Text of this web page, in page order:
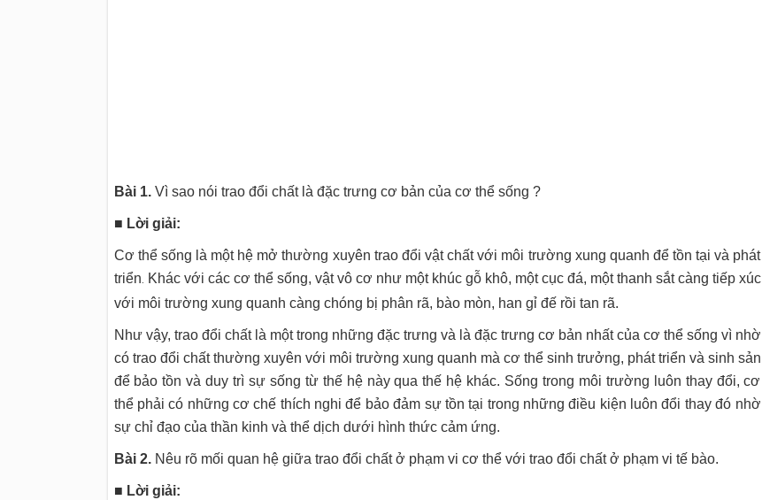
Bài 1.Vì sao nói trao đổi chất là đặc trưng cơ bản của cơ thể sống ?
■ Lời giải:
Cơ thể sống là một hệ mở thường xuyên trao đổi vật chất với môi trường xung quanh để tồn tại và phát
triển.
Khác với các cơ thể sống, vật vô cơ như một khúc gỗ khô, một cục đá, một thanh sắt càng tiếp xúc
với môi trường xung quanh càng chóng bị phân rã, bào mòn, han gỉ đế rồi tan rã.
Như vậy, trao đổi chất là một trong những đặc trưng và là đặc trưng cơ bản nhất của cơ thể sống vì nhờ
có trao đổi chất thường xuyên với môi trường xung quanh mà cơ thể sinh trưởng, phát triển và sinh sản
để bảo tồn và duy trì sự sống từ thế hệ này qua thế hệ khác. Sống trong môi trường luôn thay đổi, cơ
thể phải có những cơ chế thích nghi để bảo đảm sự tồn tại trong những điều kiện luôn đổi thay đó nhờ
sự chỉ đạo của thần kinh và thể dịch dưới hình thức cảm ứng.
Bài 2.Nêu rõ mối quan hệ giữa trao đổi chất ở phạm vi cơ thể với trao đổi chất ở phạm vi tế bào.
■ Lời giải: